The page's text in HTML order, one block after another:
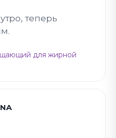
теперь
для жирной